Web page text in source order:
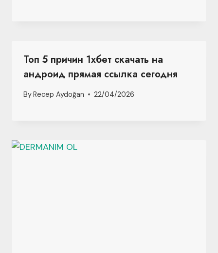
Топ 5 причин 1хбет скачать на
андроид прямая ссылка сегодня
ByRecep Aydoğan 22/04/2026